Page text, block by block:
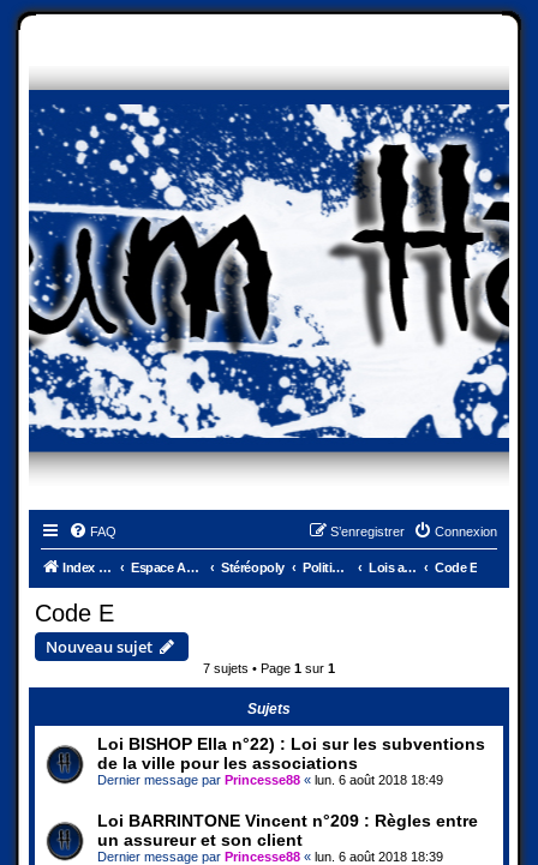
FAQ Connexion
S’enregistrer
Index du forum Espace Ambassades Stéréopoly Politique et Justice Lois actuelles Code E
Code E
Nouveau sujet
7 sujets • Page 1 sur 1
Sujets
Loi BISHOP Ella n°22) : Loi sur les subventions
de la ville pour les associations
Dernier message par Princesse88 « lun. 6 août 2018 18:49
Loi BARRINTONE Vincent n°209 : Règles entre
un assureur et son client
Dernier message par Princesse88 « lun. 6 août 2018 18:39